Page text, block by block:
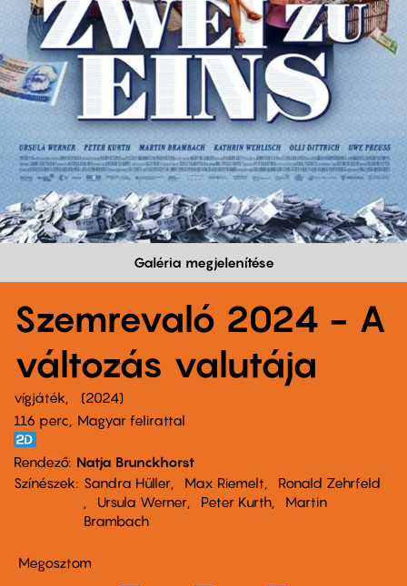
Galéria megjelenítése
Szemrevaló 2024 - A
változás valutája
vígjáték
2024
116 perc,
Magyar felirattal
Rendező Natja Brunckhorst
Színészek
Sandra Hüller Max Riemelt
Ronald Zehrfeld
Ursula Werner
Peter Kurth
Martin
Brambach
Megosztom